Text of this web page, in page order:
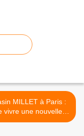
MILLET à Paris :
vivre une nouvelle
à son visiteur